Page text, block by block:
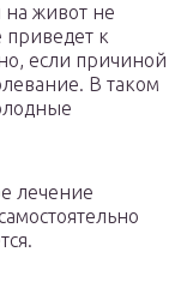
на живот не
к
если причиной
В таком
лечение